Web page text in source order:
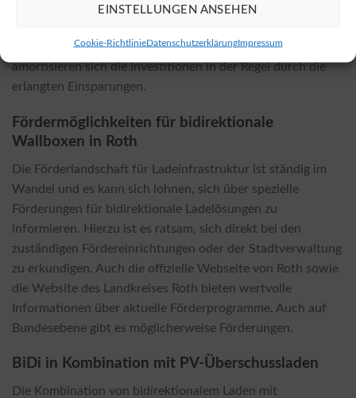
EINSTELLUNGEN ANSEHEN
Cookie-RichtlinieDatenschutzerklärungImpressum
Gebäudes und die erforderliche Leistung beeinflussen die
Wallboxen können die Kosten etwas höher sein, jedoch
amortisieren sich die Investitionen in der Regel durch die
erlangten Einsparungen.
Fördermöglichkeiten für bidirektionale
Wallboxen in Roth
Die Förderlandschaft für Ladeinfrastruktur ist ständig im
Wandel und es kann sich lohnen, sich über spezielle
Förderungen für bidirektionale Ladelösungen zu
informieren. Hierzu ist es ratsam, sich direkt bei den
zuständigen Fördereinrichtungen oder der Stadtverwaltung
zu erkundigen. Auch die offizielle Webseite von Roth sowie
die Website des Landkreises Roth bieten wertvolle
Informationen über aktuelle Förderprogramme. Auch auf
Bundesebene gibt es möglicherweise Förderungen.
BiDi in Kombination mit PV-Überschussladen
Die Kombination von bidirektionalem Laden mit